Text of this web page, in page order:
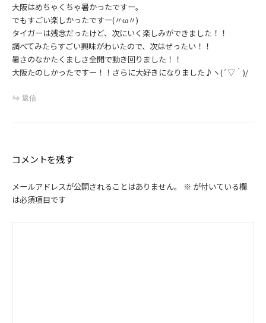
大阪はめちゃくちゃ暑かったですー。
でもすごい楽しかったですー(〃ω〃)
タイガーは残念だったけど、次にいく楽しみができました！！
調べてみたらすごい興味がわいたので、次はぜったい！！
暑さのなかたくましさ全開で動き回りました！！
大阪たのしかったですー！！さらに大好きになりました♪ヽ(´▽｀)/
返信
コメントを残す
メールアドレスが公開されることはありません。 ※ が付いている欄
は必須項目です